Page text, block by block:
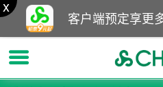
客户端预定享更
x